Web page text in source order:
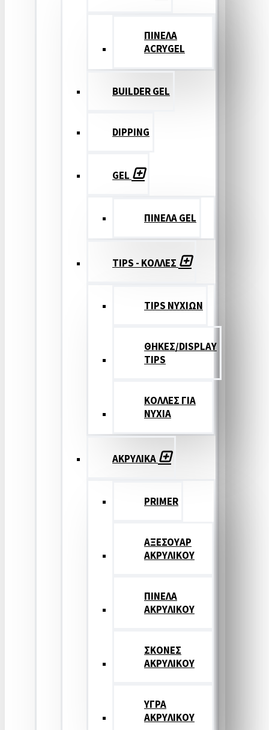
ΠΙΝΕΛΑ
ACRYGEL
BUILDER GEL
DIPPING
GEL
ΠΙΝΕΛΑ GEL
TIPS - ΚΟΛΛΕΣ
TIPS ΝΥΧΙΩΝ
ΘΗΚΕΣ/DISPLAY
TIPS
ΚΟΛΛΕΣ ΓΙΑ
ΝΥΧΙΑ
ΑΚΡΥΛΙΚΑ
PRIMER
ΑΞΕΣΟΥΑΡ
ΑΚΡΥΛΙΚΟΥ
ΠΙΝΕΛΑ
ΑΚΡΥΛΙΚΟΥ
ΣΚΟΝΕΣ
ΑΚΡΥΛΙΚΟΥ
ΥΓΡΑ
ΑΚΡΥΛΙΚΟΥ